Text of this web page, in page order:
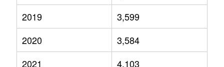
2019
3,599
2020
3,584
2021
4,103